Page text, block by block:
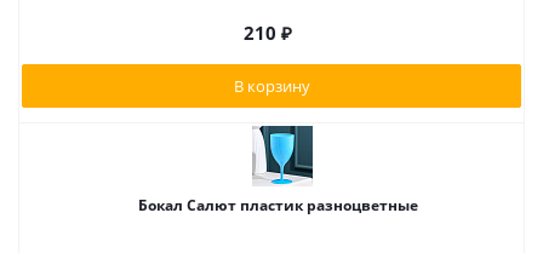
210 ₽
В корзину
Бокал Салют пластик разноцветные